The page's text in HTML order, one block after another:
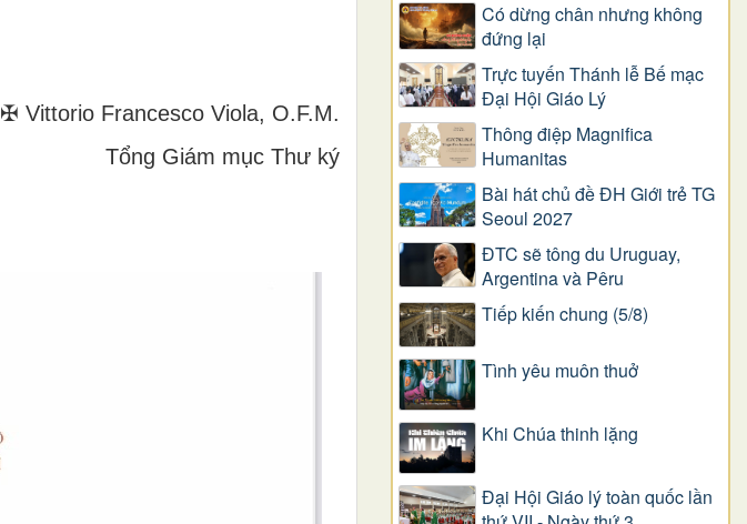
✠ Vittorio Francesco Viola, O.F.M.
Tổng Giám mục Thư ký
Có dừng chân nhưng không
đứng lại
Trực tuyến Thánh lễ Bế mạc
Đại Hội Giáo Lý
Thông điệp Magnifica
Humanitas
Bài hát chủ đề ĐH Giới trẻ TG
Seoul 2027
ĐTC sẽ tông du Uruguay,
Argentina và Pêru
Tiếp kiến chung (5/8)
Tình yêu muôn thuở
Khi Chúa thinh lặng
Đại Hội Giáo lý toàn quốc lần